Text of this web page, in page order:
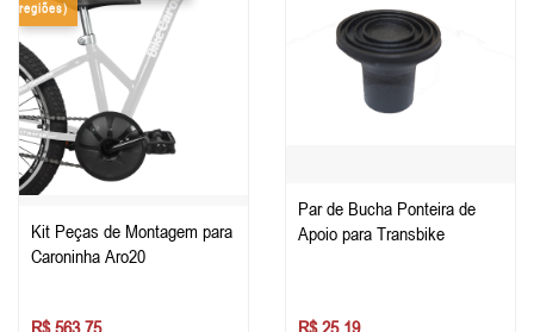
regiões)
Kit Peças de Montagem para
Caroninha Aro20
R$ 563,75
Par de Bucha Ponteira de
Apoio para Transbike
R$ 25,19